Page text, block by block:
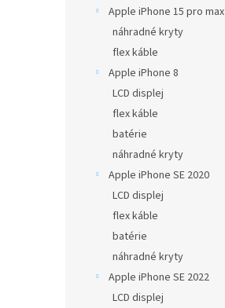
Apple iPhone 15 pro max
náhradné kryty
flex káble
Apple iPhone 8
LCD displej
flex káble
batérie
náhradné kryty
Apple iPhone SE 2020
LCD displej
flex káble
batérie
náhradné kryty
Apple iPhone SE 2022
LCD displej